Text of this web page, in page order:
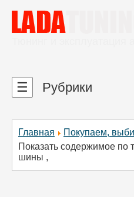
Главная
Покупаем,
Показать содержимое по
шины ,
☰ Рубрики